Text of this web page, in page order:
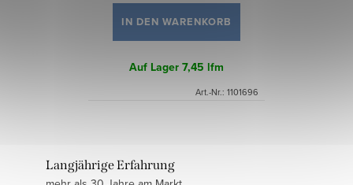
IN DEN WARENKORB
Auf Lager7,45 lfm
Art.-Nr.: 1101696
Langjährige Erfahrung